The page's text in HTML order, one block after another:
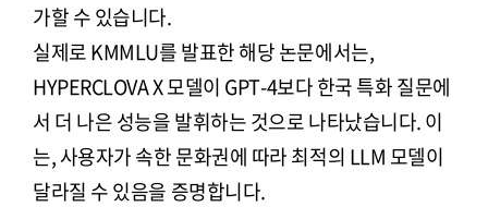
가할 수 있습니다.
실제로 KMMLU를 발표한 해당 논문에서는,
HYPERCLOVA X 모델이 GPT-4보다 한국 특화 질문에
서 더 나은 성능을 발휘하는 것으로 나타났습니다. 이
는, 사용자가 속한 문화권에 따라 최적의 LLM 모델이
달라질 수 있음을 증명합니다.